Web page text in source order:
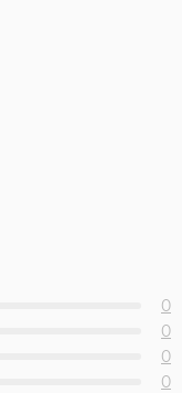
0
0
0
0